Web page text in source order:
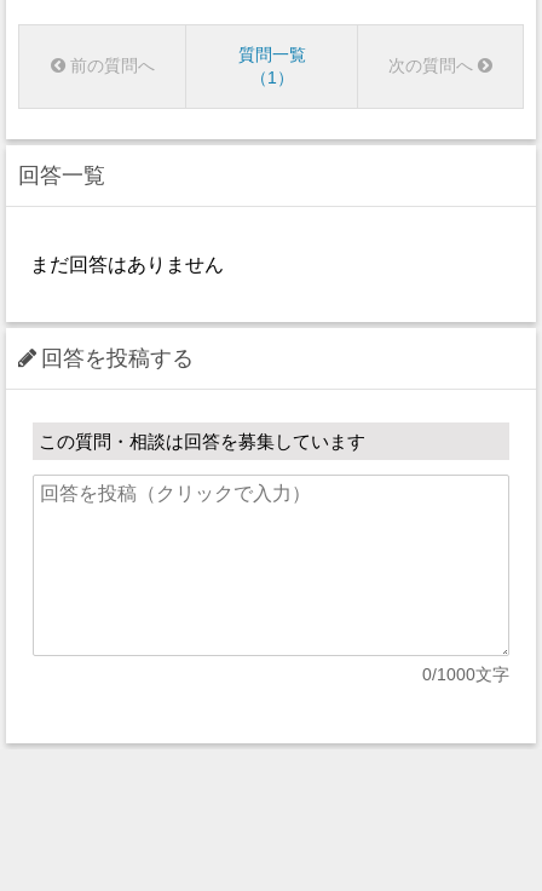
前の質問へ
質問一覧
1
次の質問へ
回答一覧
まだ回答はありません
回答を投稿する
この質問・相談は回答を募集しています
0/1000文字